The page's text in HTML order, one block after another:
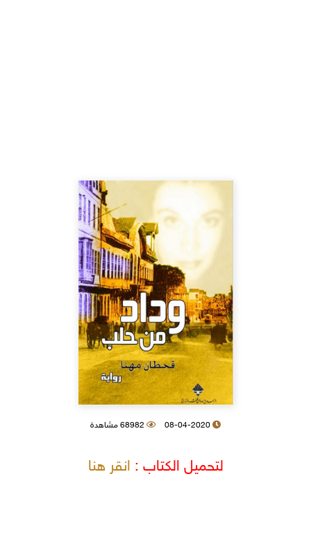
08-04-2020 68982 مشاهدة
لتحميل الكتاب :انقر هنا